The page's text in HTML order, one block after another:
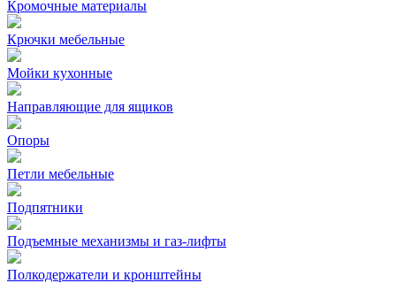
Кромочные материалы
Крючки мебельные
Мойки кухонные
Направляющие для ящиков
Опоры
Петли мебельные
Подпятники
Подъемные механизмы и газ-лифты
Полкодержатели и кронштейны